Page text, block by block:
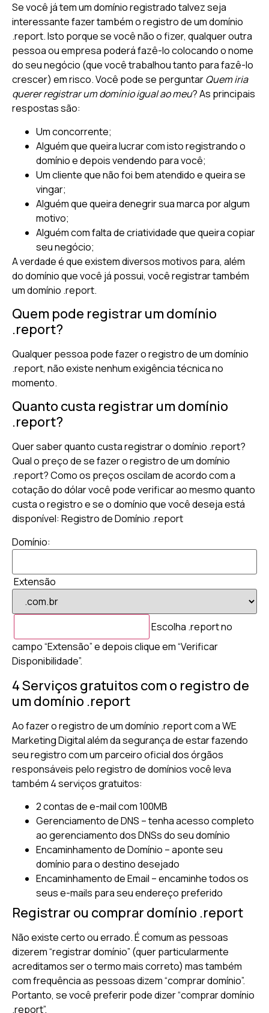
Se você já tem um domínio registrado talvez seja
interessante fazer também o registro de um domínio
.report. Isto porque se você não o fizer, qualquer outra
pessoa ou empresa poderá fazê-lo colocando o nome
do seu negócio (que você trabalhou tanto para fazê-lo
crescer) em risco. Você pode se perguntarQuem iria
querer registrar um domínio igual ao meu? As principais
respostas são:
Um concorrente;
Alguém que queira lucrar com isto registrando o
domínio e depois vendendo para você;
Um cliente que não foi bem atendido e queira se
vingar;
Alguém que queira denegrir sua marca por algum
motivo;
Alguém com falta de criatividade que queira copiar
seu negócio;
A verdade é que existem diversos motivos para, além
do domínio que você já possui, você registrar também
um domínio .report.
Quem pode registrar um domínio
.report?
Qualquer pessoa pode fazer o registro de um domínio
.report, não existe nenhum exigência técnica no
momento.
Quanto custa registrar um domínio
.report?
Quer saber quanto custa registrar o domínio .report?
Qual o preço de se fazer o registro de um domínio
.report? Como os preços oscilam de acordo com a
cotação do dólar você pode verificar ao mesmo quanto
custa o registro e se o domínio que você deseja está
disponível: Registro de Domínio .report
Domínio:
Extensão
Escolha .report no
campo “Extensão” e depois clique em “Verificar
Disponibilidade”.
4 Serviços gratuitos com o registro de
um domínio .report
Ao fazer o registro de um domínio .report com a WE
Marketing Digital além da segurança de estar fazendo
seu registro com um parceiro oficial dos órgãos
responsáveis pelo registro de domínios você leva
também 4 serviços gratuitos:
2 contas de e-mail com 100MB
Gerenciamento de DNS – tenha acesso completo
ao gerenciamento dos DNSs do seu domínio
Encaminhamento de Domínio – aponte seu
domínio para o destino desejado
Encaminhamento de Email – encaminhe todos os
seus e-mails para seu endereço preferido
Registrar ou comprar domínio .report
Não existe certo ou errado. É comum as pessoas
dizerem “registrar domínio” (quer particularmente
acreditamos ser o termo mais correto) mas também
com frequência as pessoas dizem “comprar domínio”.
Portanto, se você preferir pode dizer “comprar domínio
.report”.